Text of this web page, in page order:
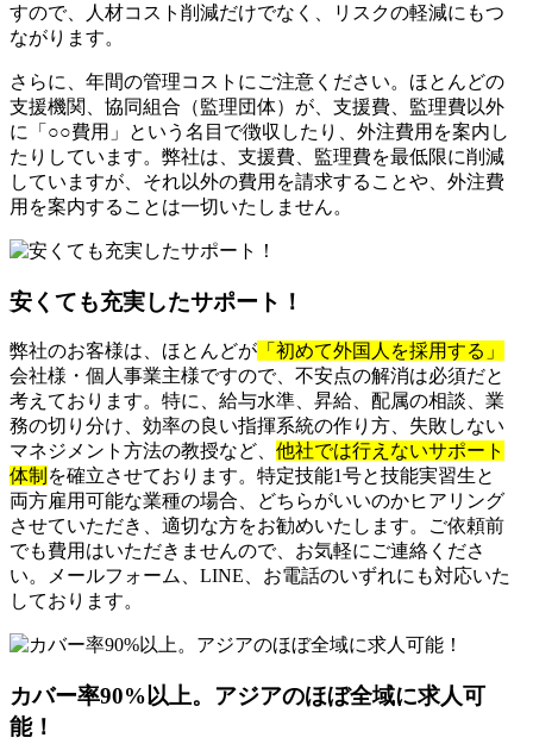
すので、人材コスト削減だけでなく、リスクの軽減にもつ
ながります。
さらに、年間の管理コストにご注意ください。ほとんどの
支援機関、協同組合（監理団体）が、支援費、監理費以外
に「○○費用」という名目で徴収したり、外注費用を案内し
たりしています。弊社は、支援費、監理費を最低限に削減
していますが、それ以外の費用を請求することや、外注費
用を案内することは一切いたしません。
安くても充実したサポート！
弊社のお客様は、ほとんどが 「初めて外国人を採用する」
会社様・個人事業主様ですので、不安点の解消は必須だと
考えております。特に、給与水準、昇給、配属の相談、業
務の切り分け、効率の良い指揮系統の作り方、失敗しない
マネジメント方法の教授など、 他社では行えないサポート
体制 を確立させております。特定技能1号と技能実習生と
両方雇用可能な業種の場合、どちらがいいのかヒアリング
させていただき、適切な方をお勧めいたします。ご依頼前
でも費用はいただきませんので、お気軽にご連絡くださ
い。メールフォーム、LINE、お電話のいずれにも対応いた
しております。
カバー率90%以上。アジアのほぼ全域に求人可
能！